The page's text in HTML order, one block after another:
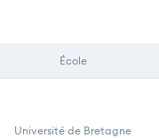
École
Université de Bretagne